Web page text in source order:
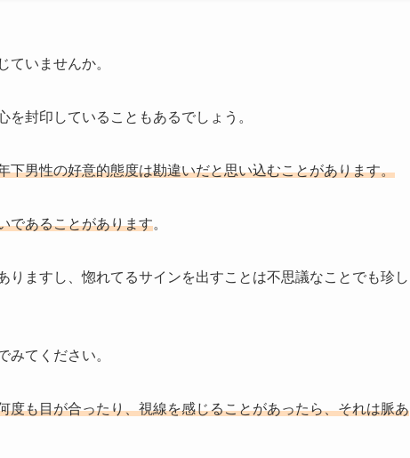
ていませんか。
封印していることもあるでしょう。
下男性の好意的態度は勘違いだと思い込むことがあります。
であることがあります。
ますし、惚れてるサインを出すことは不思議なことでも珍し
みてください。
度も目が合ったり、視線を感じることがあったら、それは脈あ